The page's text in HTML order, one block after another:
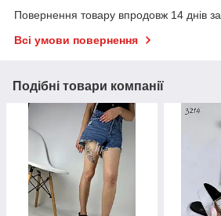
Повернення товару впродовж 14 днів
Всі умови повернення
Подібні товари компанії